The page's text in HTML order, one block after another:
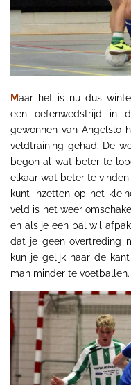
Maar het is nu dus
een oefenwedstrijd in
gewonnen van Angelslo
veldtraining gehad. De
begon al wat beter te
elkaar wat beter te
kunt inzetten op het
veld is het weer
en als je een bal wil
dat je geen overtreding
kun je gelijk naar de
man minder te voetballen.